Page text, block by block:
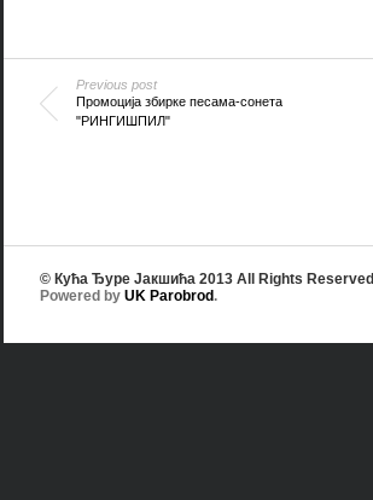
Previous post
Промоција збирке песама-сонета
"РИНГИШПИЛ"
© Кућа Ђуре Јакшића 2013 All Rights Reserved
Powered by UK Parobrod.